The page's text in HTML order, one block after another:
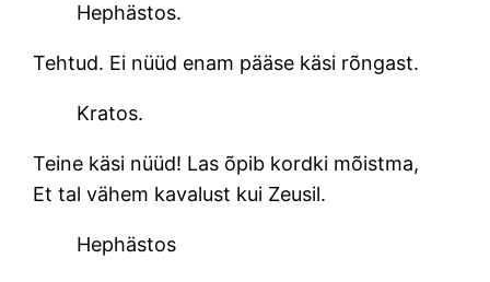
Hephästos.
Tehtud. Ei nüüd enam pääse käsi rõngast.
Kratos.
Teine käsi nüüd! Las õpib kordki mõistma,
Et tal vähem kavalust kui Zeusil.
Hephästos